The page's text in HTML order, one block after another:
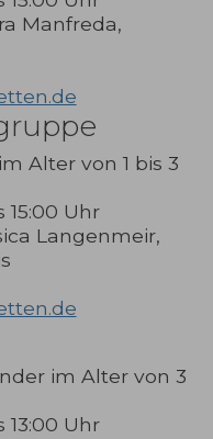
Manfreda,
Alter von 1 bis 3
15:00 Uhr
Langenmeir,
im Alter von 3
13:00 Uhr